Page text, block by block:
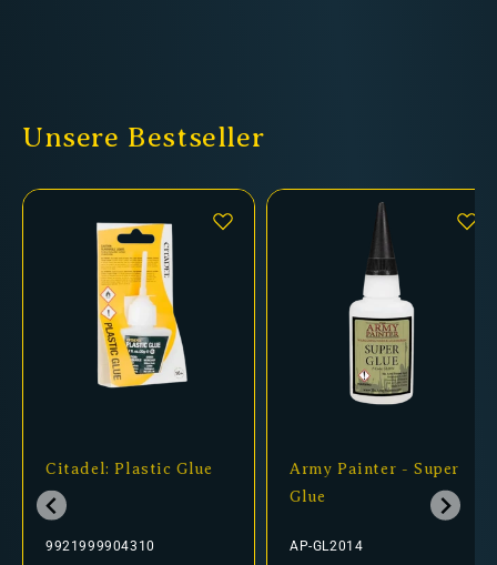
Unsere Bestseller
Citadel: Plastic Glue
9921999904310
Army Painter - Super
Glue
AP-GL2014